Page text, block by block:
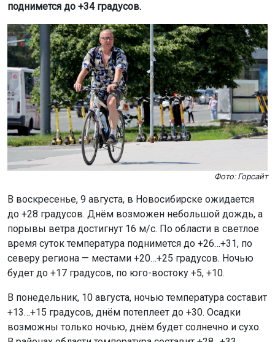
поднимется до +34 градусов.
Фото: Горсайт
В воскресенье, 9 августа, в Новосибирске ожидается
до +28 градусов. Днём возможен небольшой дождь, а
порывы ветра достигнут 16 м/с. По области в светлое
время суток температура поднимется до +26…+31, по
северу региона — местами +20…+25 градусов. Ночью
будет до +17 градусов, по юго-востоку +5, +10.
В понедельник, 10 августа, ночью температура составит
+13…+15 градусов, днём потеплеет до +30. Осадки
возможны только ночью, днём будет солнечно и сухо.